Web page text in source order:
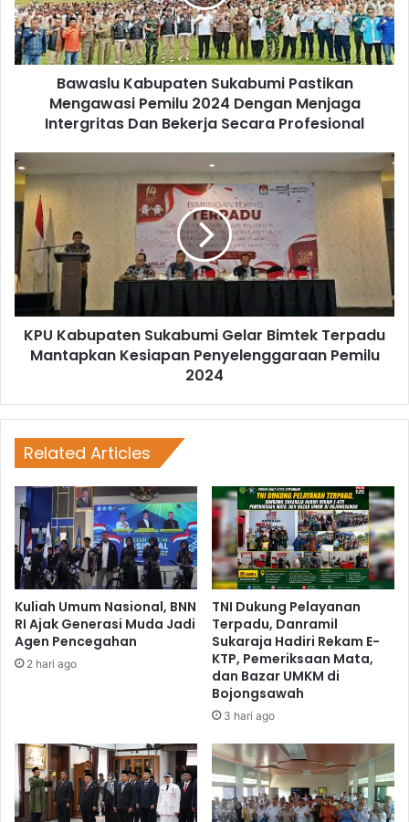
Bawaslu Kabupaten Sukabumi Pastikan
Mengawasi Pemilu 2024 Dengan Menjaga
Intergritas Dan Bekerja Secara Profesional
KPU Kabupaten Sukabumi Gelar Bimtek Terpadu
Mantapkan Kesiapan Penyelenggaraan Pemilu
2024
Related Articles
Kuliah Umum Nasional, BNN
RI Ajak Generasi Muda Jadi
Agen Pencegahan
2 hari ago
TNI Dukung Pelayanan
Terpadu, Danramil
Sukaraja Hadiri Rekam E-
KTP, Pemeriksaan Mata,
dan Bazar UMKM di
Bojongsawah
3 hari ago